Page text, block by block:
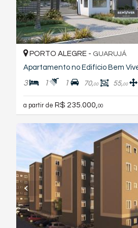
PORTO ALEGRE - GUARUJÁ
Apartamento no Edifício Bem
3 1 1 70,00 55,00
a partir de R$ 235.000, 00